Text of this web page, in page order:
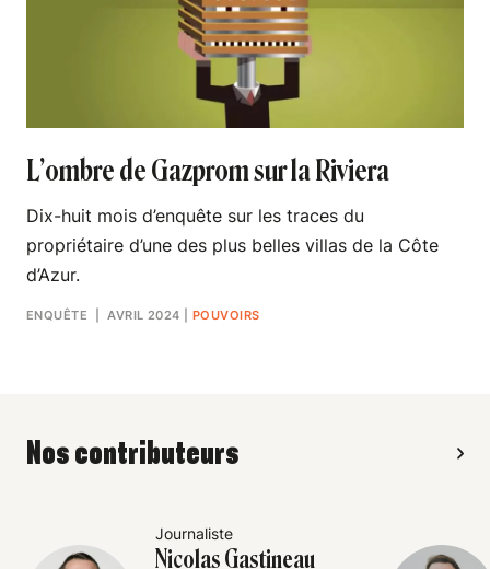
L’ombre de Gazprom sur la Riviera
Dix-huit mois d’enquête sur les traces du
propriétaire d’une des plus belles villas de la Côte
d’Azur.
ENQUÊTE | AVRIL 2024 |POUVOIRS
Nos contributeurs
Journaliste
Nicolas Gastineau